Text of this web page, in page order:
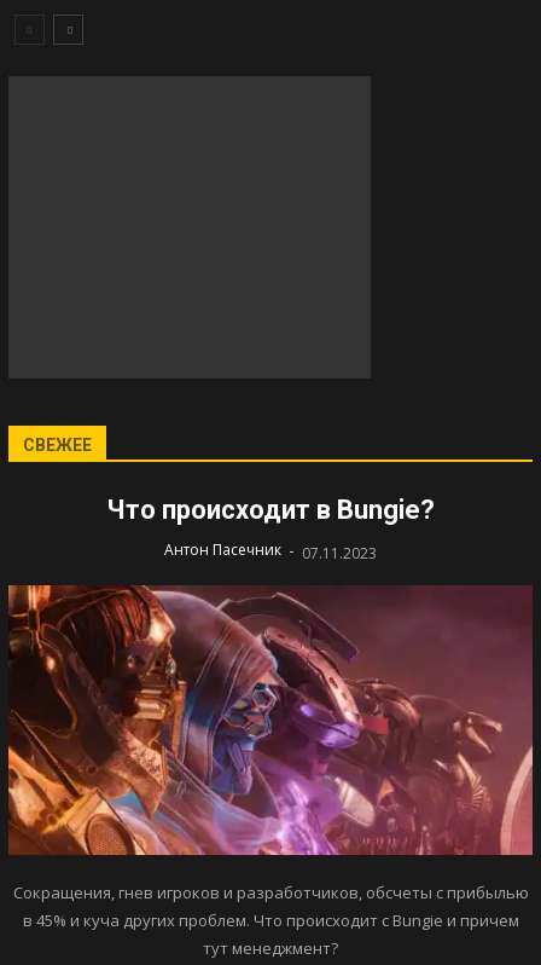
СВЕЖЕЕ
Что происходит в Bungie?
Антон Пасечник - 07.11.2023
Сокращения, гнев игроков и разработчиков, обсчеты с прибылью
в 45% и куча других проблем. Что происходит с Bungie и причем
тут менеджмент?